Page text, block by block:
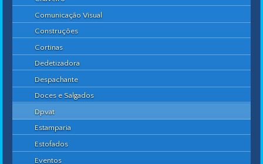
Comunicação Visual
Construções
Cortinas
Dedetizadora
Despachante
Doces e Salgados
Dpvat
Estamparia
Estofados
Eventos